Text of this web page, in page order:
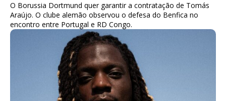
O Borussia Dortmund quer garantir a contratação de Tomás
Araújo. O clube alemão observou o defesa do Benfica no
encontro entre Portugal e RD Congo.